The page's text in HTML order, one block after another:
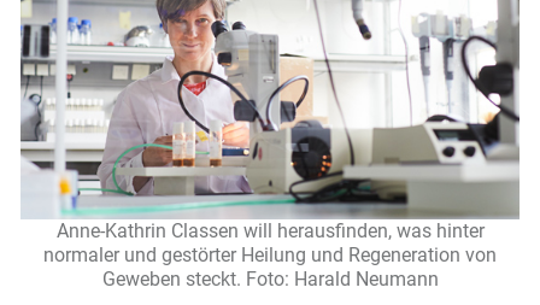
Anne-Kathrin Classen will herausfinden, was hinter
normaler und gestörter Heilung und Regeneration von
Geweben steckt. Foto: Harald Neumann